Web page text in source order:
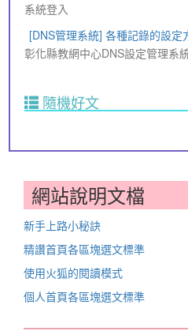
系統登入
[DNS管理系統] 各種記錄的設定
彰化縣教網中心DNS設定管理系
隨機好文
網站說明文檔
新手上路小秘訣
精讚首頁各區塊選文標準
使用火狐的閱讀模式
個人首頁各區塊選文標準